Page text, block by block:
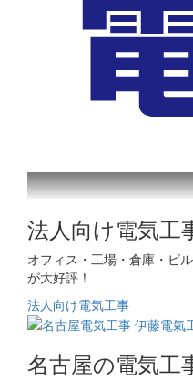
法人向け電気工
オフィス・工場・倉庫・ビ
が大好評！
法人向け電気工事
名古屋の電気工